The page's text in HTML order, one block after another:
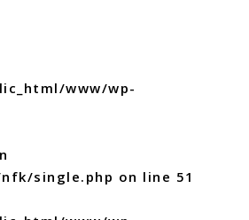
www/wp-
single.php on line 51